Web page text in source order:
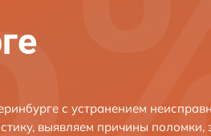
с устранением
выявляем причины поломки,